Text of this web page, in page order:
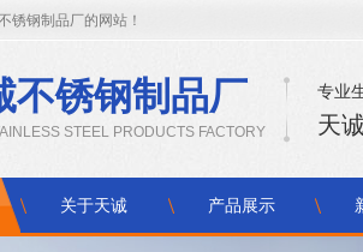
锈钢制品厂的网站！
不锈钢制品厂
STEEL PRODUCTS FACTORY
专业
天
关于天诚 产品展示